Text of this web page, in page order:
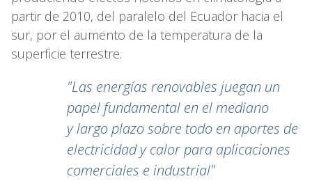
partir de 2010, del paralelo del Ecuador hacia el
sur, por el aumento de la temperatura de la
superficie terrestre.
"Las energías renovables juegan un
papel fundamental en el mediano
y largo plazo sobre todo en aportes de
electricidad y calor para aplicaciones
comerciales e industrial"